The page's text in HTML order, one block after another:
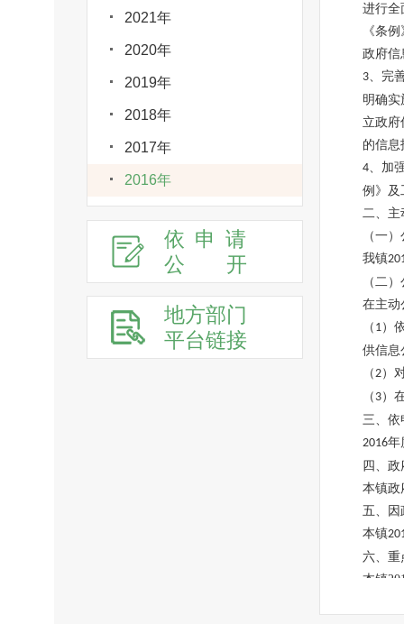
2021年
2020年
2019年
2018年
2017年
2016年
依申请
公
开
地方部门
平台链接
进行全
《条
政府信
3、完
明确实
立政府
的信息
4、加
例》及
二、主
（一
我镇
（二
在主动
（ 1）
供信息
（2）
（ 3）
三、依
2016年
四、
本镇政
五、因
本镇
六、重
本镇